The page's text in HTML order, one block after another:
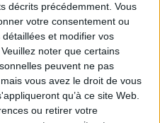
décrits précédemment. Vous
votre consentement ou
et modifier vos
Veuillez noter que certains
peuvent ne pas
vous avez le droit de vous
qu’à ce site Web.
ou retirer votre
infirmiers-faire-